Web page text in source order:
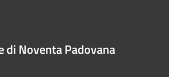
di Noventa Padovana